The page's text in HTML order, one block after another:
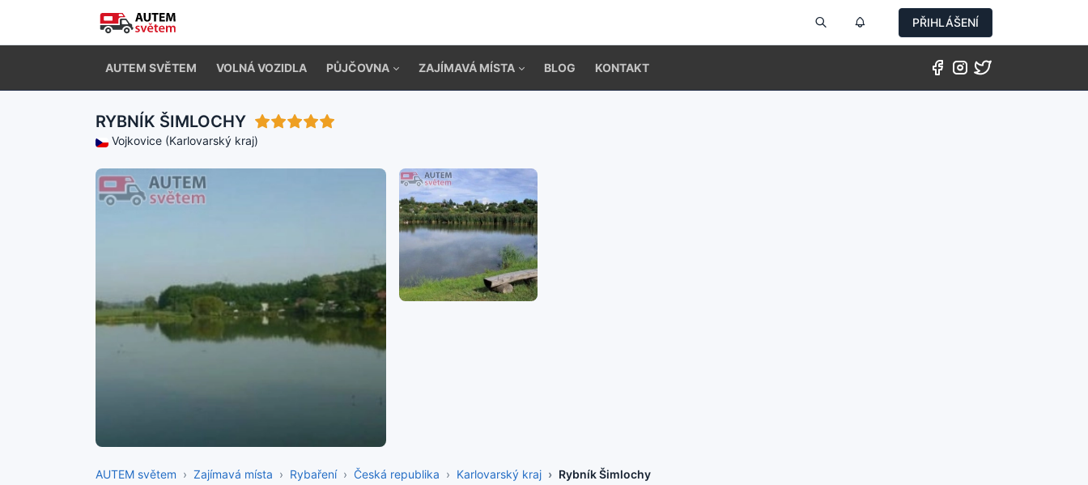
PŘIHLÁŠENÍ
AUTEM SVĚTEM VOLNÁ VOZIDLA PŮJČOVNA ZAJÍMAVÁ MÍSTA BLOG KONTAKT
RYBNÍK ŠIMLOCHY
Vojkovice (Karlovarský kraj)
AUTEM světem Zajímavá místa Rybaření Česká republika Karlovarský kraj Rybník Šimlochy